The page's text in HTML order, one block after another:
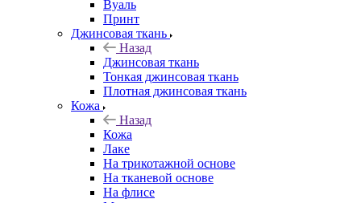
Вуаль
Принт
Джинсовая ткань
Назад
Джинсовая ткань
Тонкая джинсовая ткань
Плотная джинсовая ткань
Кожа
Назад
Кожа
Лаке
На трикотажной основе
На тканевой основе
На флисе